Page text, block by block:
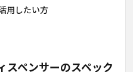
用したい方
スペンサーのスペック